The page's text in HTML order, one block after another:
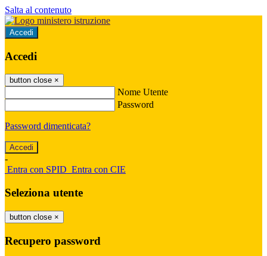
Salta al contenuto
Accedi
Accedi
button close ×
Nome Utente
Password
Password dimenticata?
-
Entra con SPID Entra con CIE
Seleziona utente
button close ×
Recupero password